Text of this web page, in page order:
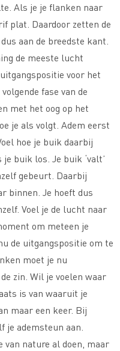
Als je je flanken naar
plat. Daardoor zetten de
aan de breedste kant.
de meeste lucht
voor het
fase van de
met het oog op het
je als volgt. Adem eerst
hoe je buik daarbij
buik los. Je buik ‘valt’
gebeurt. Daarbij
binnen. Je hoeft dus
Voel je de lucht naar
om meteen je
de uitgangspositie om te
moet je nu
zin. Wil je voelen waar
is van waaruit je
maar een keer. Bij
je ademsteun aan.
van nature al doen, maar